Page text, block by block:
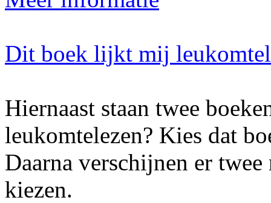
Dit boek lijkt mij
Hiernaast staan twee
leukomtelezen? Kies dat
Daarna verschijnen er
kiezen.